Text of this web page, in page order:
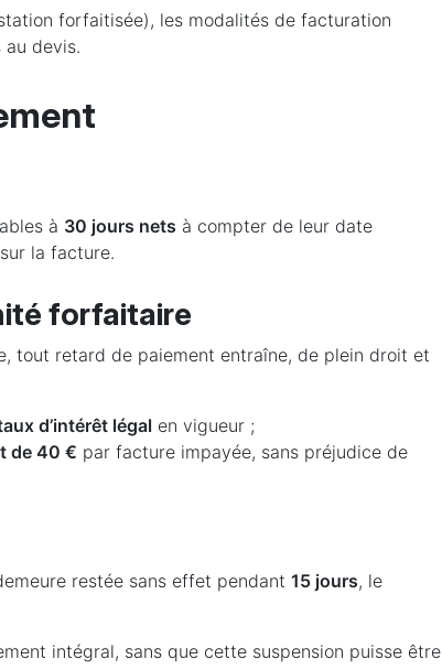
forfaitisée), les modalités de facturation
devis.
à 30 jours nets à compter de leur date
la facture.
forfaitaire
tout retard de paiement entraîne, de plein droit et
d’intérêt légal en vigueur ;
de 40 € par facture impayée, sans préjudice de
restée sans effet pendant 15 jours, le
intégral, sans que cette suspension puisse être